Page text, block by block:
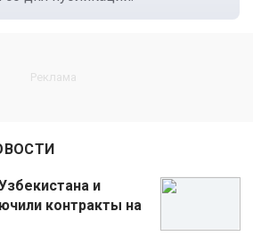
и
контракты на